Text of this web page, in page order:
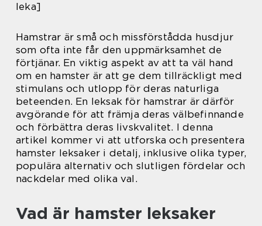
leka]
Hamstrar är små och missförstådda husdjur
som ofta inte får den uppmärksamhet de
förtjänar. En viktig aspekt av att ta väl hand
om en hamster är att ge dem tillräckligt med
stimulans och utlopp för deras naturliga
beteenden. En leksak för hamstrar är därför
avgörande för att främja deras välbefinnande
och förbättra deras livskvalitet. I denna
artikel kommer vi att utforska och presentera
hamster leksaker i detalj, inklusive olika typer,
populära alternativ och slutligen fördelar och
nackdelar med olika val.
Vad är hamster leksaker